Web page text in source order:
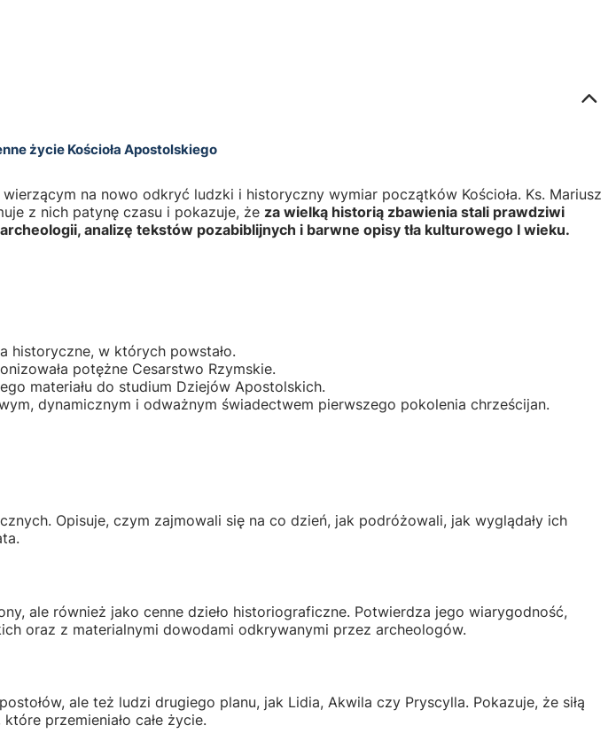
życie Kościoła Apostolskiego
na nowo odkryć ludzki i historyczny wymiar początków Kościoła. Ks. Mariusz
z nich patynę czasu i pokazuje, że za wielką historią zbawienia stali prawdziwi
analizę tekstów pozabiblijnych i barwne opisy tła kulturowego I wieku.
historyczne, w których powstało.
potężne Cesarstwo Rzymskie.
materiału do studium Dziejów Apostolskich.
dynamicznym i odważnym świadectwem pierwszego pokolenia chrześcijan.
Opisuje, czym zajmowali się na co dzień, jak podróżowali, jak wyglądały ich
ale również jako cenne dzieło historiograficzne. Potwierdza jego wiarygodność,
oraz z materialnymi dowodami odkrywanymi przez archeologów.
ale też ludzi drugiego planu, jak Lidia, Akwila czy Pryscylla. Pokazuje, że siłą
przemieniało całe życie.